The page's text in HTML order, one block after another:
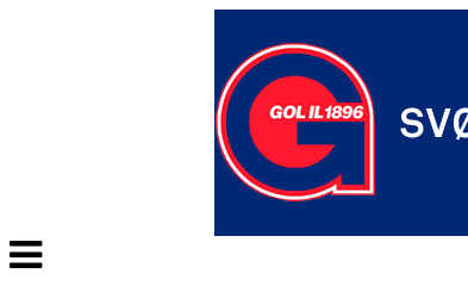
Veksle
navigasjon